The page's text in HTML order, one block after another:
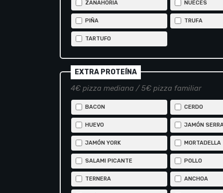
ZANAHORIA NUECES
PIÑA TRUFA
TARTUFO
EXTRA PROTEÍNA
4€ pizza mediana / 5€ pizza familiar
BACON CERDO
HUEVO JAMÓN
JAMÓN YORK MORTADELLA
SALAMI PICANTE POLLO
TERNERA ANCHOA